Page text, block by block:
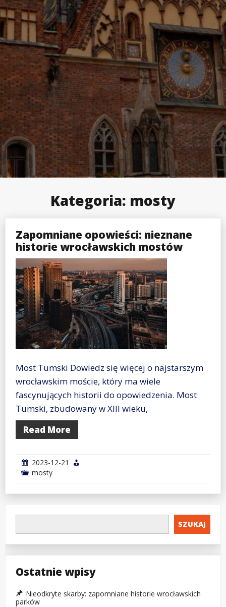
Kategoria: mosty
Zapomniane opowieści: nieznane
historie wrocławskich mostów
Most Tumski Dowiedz się więcej o najstarszym
wrocławskim moście, który ma wiele
fascynujących historii do opowiedzenia. Most
Tumski, zbudowany w XIII wieku,
Read More
2023-12-21
mosty
SZUKAJ
Ostatnie wpisy
Nieodkryte skarby: zapomniane historie wrocławskich
parków